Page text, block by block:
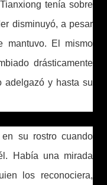
tenía sobre
disminuyó, a pesar
mantuvo. El mismo
drásticamente
adelgazó y hasta su
su rostro cuando
Había una mirada
los reconociera,